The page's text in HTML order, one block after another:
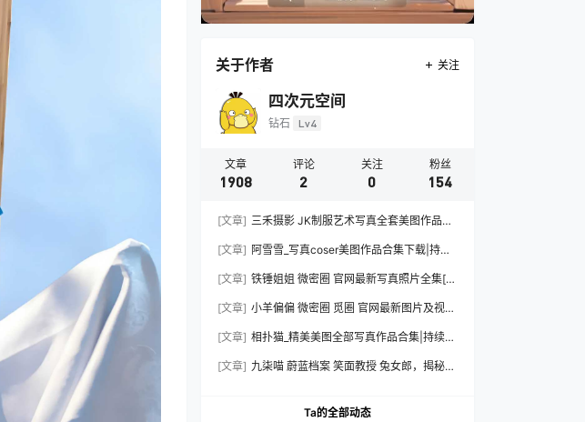
关于作者 关注
四次元空间
钻石 Lv4
文章
1908
评论
2
关注
0
粉丝
154
[文章] 三禾摄影 JK制服艺术写真全套美图作品合
[文章] 阿雪雪_写真coser美图作品合集下载|持续
[文章] 铁锤姐姐 微密圈 官网最新写真照片全集[持
[文章] 小羊偏偏 微密圈 觅圈 官网最新图片及视频
[文章] 相扑猫_精美美图全部写真作品合集|持续更
[文章] 九柒喵 蔚蓝档案 笑面教授 兔女郎，揭秘摄
Ta的全部动态